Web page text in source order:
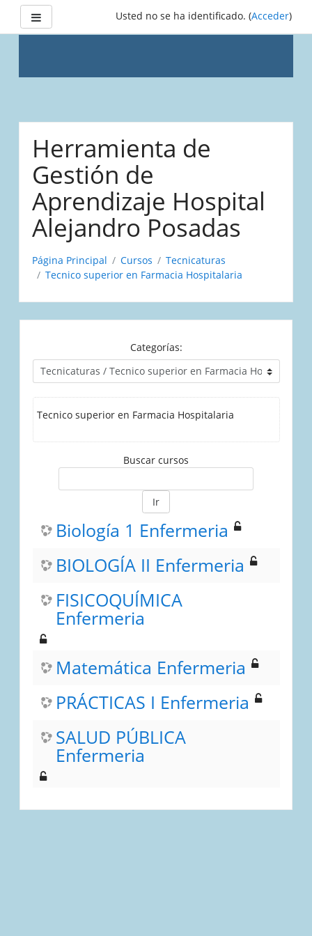
Saltar
contenido
Usted no se ha identificado. (Acceder)
Herramienta de
Gestión de
Aprendizaje Hospital
Alejandro Posadas
Página Principal Cursos
Tecnicaturas
Tecnico superior en Farmacia Hospitalaria
Categorías:
Tecnico superior en Farmacia Hospitalaria
Buscar cursos
Ir
Biología 1 Enfermeria
BIOLOGÍA II Enfermeria
FISICOQUÍMICA
Enfermeria
Matemática Enfermeria
PRÁCTICAS I Enfermeria
SALUD PÚBLICA
Enfermeria